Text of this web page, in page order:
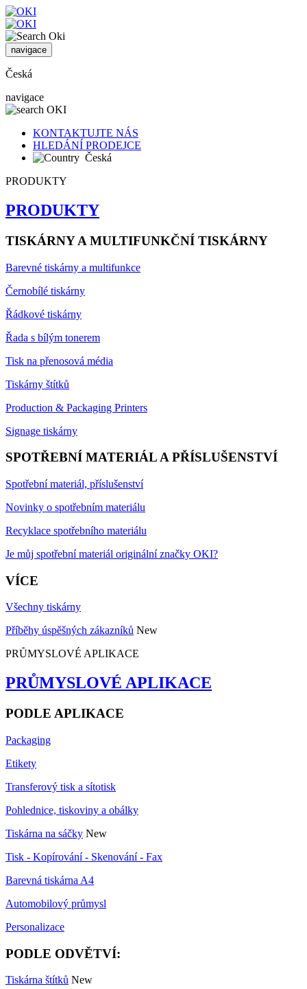
navigace
Česká
navigace
KONTAKTUJTE NÁS
HLEDÁNÍ PRODEJCE
Česká
PRODUKTY
PRODUKTY
TISKÁRNY A MULTIFUNKČNÍ TISKÁRNY
Barevné tiskárny a multifunkce
Černobílé tiskárny
Řádkové tiskárny
Řada s bílým tonerem
Tisk na přenosová média
Tiskárny štítků
Production & Packaging Printers
Signage tiskárny
SPOTŘEBNÍ MATERIÁL A PŘÍSLUŠENSTVÍ
Spotřební materiál, příslušenství
Novinky o spotřebním materiálu
Recyklace spotřebního materiálu
Je můj spotřební materiál originální značky OKI?
VÍCE
Všechny tiskárny
Příběhy úspěšných zákazníků New
PRŮMYSLOVÉ APLIKACE
PRŮMYSLOVÉ APLIKACE
PODLE APLIKACE
Packaging
Etikety
Transferový tisk a sítotisk
Pohlednice, tiskoviny a obálky
Tiskárna na sáčky New
Tisk - Kopírování - Skenování - Fax
Barevná tiskárna A4
Automobilový průmysl
Personalizace
PODLE ODVĚTVÍ:
Tiskárna štítků New